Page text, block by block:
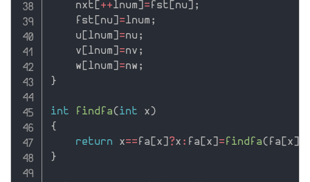
    nxt
[++lnum] = fst [nu] ;
    fst
[nu] =lnum ;
    u
[lnum] =nu ;
    v
[lnum] =nv ;
    w
[lnum] =nw ;
}
int findfa(int x)
{
return x== fa [x] ?x : fa [x] = findfa( fa [x]
}